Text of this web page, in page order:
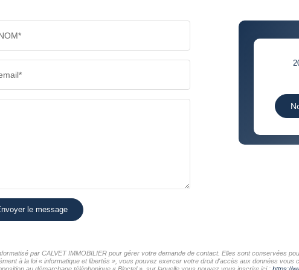
ECOLES ET
COMMERCES
le message
par CALVET IMMOBILIER pour gérer votre demande de contact. Elles sont conservées
à la loi « informatique et libertés », vous pouvez exercer votre droit d'accès aux données